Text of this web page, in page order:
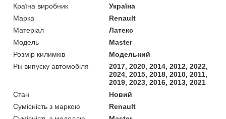
Країна виробник
Україна
Марка
Renault
Матеріал
Латекс
Модель
Master
Розмір килимків
Модельний
Рік випуску автомобіля
2017, 2020, 2014, 2012, 2022,
2024, 2015, 2018, 2010, 2011,
2019, 2023, 2016, 2013, 2021
Стан
Новий
Сумісність з маркою
Renault